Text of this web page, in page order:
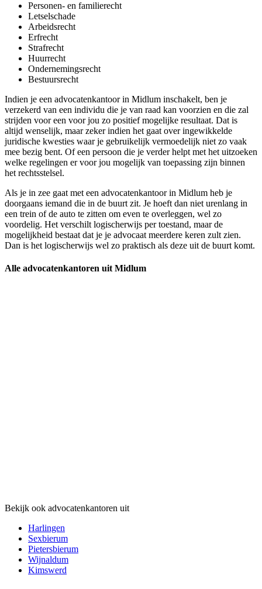
Personen- en familierecht
Letselschade
Arbeidsrecht
Erfrecht
Strafrecht
Huurrecht
Ondernemingsrecht
Bestuursrecht
Indien je een advocatenkantoor in Midlum inschakelt, ben je
verzekerd van een individu die je van raad kan voorzien en die zal
strijden voor een voor jou zo positief mogelijke resultaat. Dat is
altijd wenselijk, maar zeker indien het gaat over ingewikkelde
juridische kwesties waar je gebruikelijk vermoedelijk niet zo vaak
mee bezig bent. Of een persoon die je verder helpt met het uitzoeken
welke regelingen er voor jou mogelijk van toepassing zijn binnen
het rechtsstelsel.
Als je in zee gaat met een advocatenkantoor in Midlum heb je
doorgaans iemand die in de buurt zit. Je hoeft dan niet urenlang in
een trein of de auto te zitten om even te overleggen, wel zo
voordelig. Het verschilt logischerwijs per toestand, maar de
mogelijkheid bestaat dat je je advocaat meerdere keren zult zien.
Dan is het logischerwijs wel zo praktisch als deze uit de buurt komt.
Alle advocatenkantoren uit Midlum
Bekijk ook advocatenkantoren uit
Harlingen
Sexbierum
Pietersbierum
Wijnaldum
Kimswerd